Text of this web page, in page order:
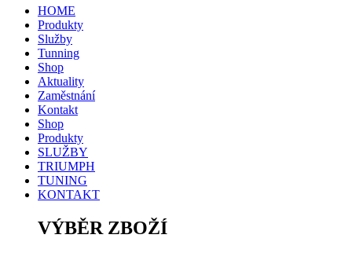
HOME
Produkty
Služby
Tunning
Shop
Aktuality
Zaměstnání
Kontakt
Shop
Produkty
SLUŽBY
TRIUMPH
TUNING
KONTAKT
VÝBĚR ZBOŽÍ